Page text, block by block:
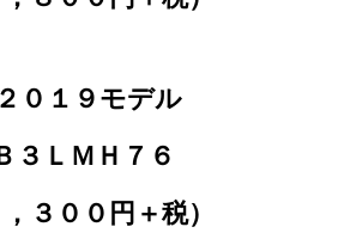
１９モデル
３ＬＭＨ７６
，３００円＋税）